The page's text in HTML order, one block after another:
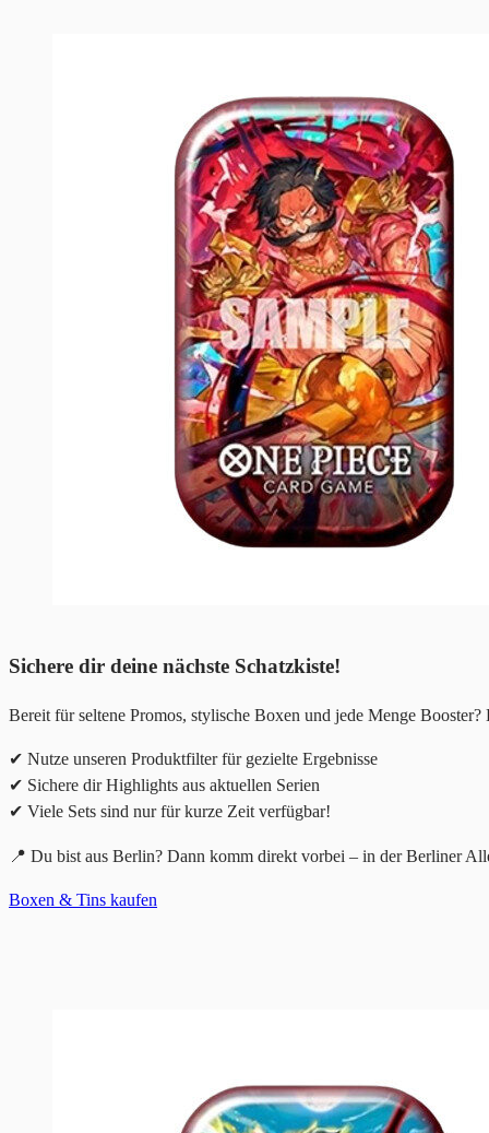
Sichere dir deine nächste Schatzkiste!
Bereit für seltene Promos, stylische Boxen und jede Menge
✔ Nutze unseren Produktfilter für gezielte Ergebnisse
✔ Sichere dir Highlights aus aktuellen Serien
✔ Viele Sets sind nur für kurze Zeit verfügbar!
📍 Du bist aus Berlin? Dann komm direkt vorbei – in der Berliner
Boxen & Tins kaufen